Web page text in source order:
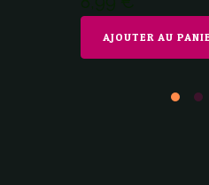
AJOUTER AU